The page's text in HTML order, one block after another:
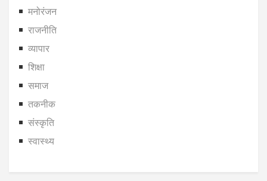
मनोरंजन
राजनीति
व्यापार
शिक्षा
समाज
तकनीक
संस्कृति
स्वास्थ्य